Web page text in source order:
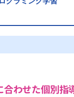
合わせた個別指